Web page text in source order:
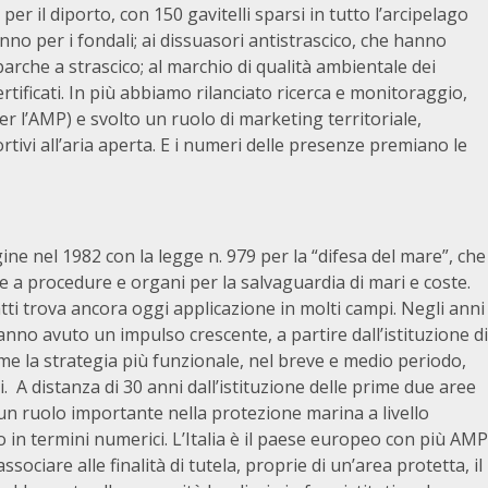
il diporto, con 150 gavitelli sparsi in tutto l’arcipelago
per i fondali; ai dissuasori antistrascico, che hanno
a strascico; al marchio di qualità ambientale dei
In più abbiamo rilanciato ricerca e monitoraggio,
l’AMP) e svolto un ruolo di marketing territoriale,
all’aria aperta. E i numeri delle presenze premiano le
nel 1982 con la legge n. 979 per la “difesa del mare”, che
procedure e organi per la salvaguardia di mari e coste.
trova ancora oggi applicazione in molti campi. Negli anni
avuto un impulso crescente, a partire dall’istituzione di
la strategia più funzionale, nel breve e medio periodo,
distanza di 30 anni dall’istituzione delle prime due aree
ruolo importante nella protezione marina a livello
termini numerici. L’Italia è il paese europeo con più AMP
alle finalità di tutela, proprie di un’area protetta, il